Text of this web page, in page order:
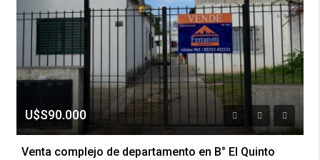
U$S90.000
Venta complejo de departamento en B° El Quinto